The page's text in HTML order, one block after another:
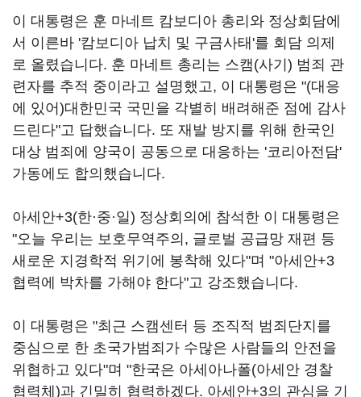
이 대통령은 훈 마네트 캄보디아 총리와 정상회담에
서 이른바 '캄보디아 납치 및 구금사태'를 회담 의제
로 올렸습니다. 훈 마네트 총리는 스캠(사기) 범죄 관
련자를 추적 중이라고 설명했고, 이 대통령은 "(대응
에 있어)대한민국 국민을 각별히 배려해준 점에 감사
드린다"고 답했습니다. 또 재발 방지를 위해 한국인
대상 범죄에 양국이 공동으로 대응하는 '코리아전담'
가동에도 합의했습니다.
아세안+3(한·중·일) 정상회의에 참석한 이 대통령은
"오늘 우리는 보호무역주의, 글로벌 공급망 재편 등
새로운 지경학적 위기에 봉착해 있다"며 "아세안+3
협력에 박차를 가해야 한다"고 강조했습니다.
이 대통령은 "최근 스캠센터 등 조직적 범죄단지를
중심으로 한 초국가범죄가 수많은 사람들의 안전을
위협하고 있다"며 "한국은 아세아나폴(아세안 경찰
협력체)과 긴밀히 협력하겠다. 아세안+3의 관심을 기